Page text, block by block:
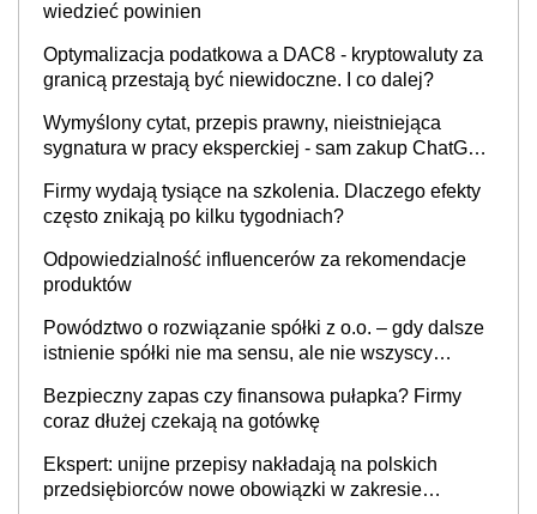
wiedzieć powinien
Optymalizacja podatkowa a DAC8 - kryptowaluty za
granicą przestają być niewidoczne. I co dalej?
Wymyślony cytat, przepis prawny, nieistniejąca
sygnatura w pracy eksperckiej - sam zakup ChatGPT
Firmy wydają tysiące na szkolenia. Dlaczego efekty
często znikają po kilku tygodniach?
Odpowiedzialność influencerów za rekomendacje
produktów
Powództwo o rozwiązanie spółki z o.o. – gdy dalsze
istnienie spółki nie ma sensu, ale nie wszyscy
Bezpieczny zapas czy finansowa pułapka? Firmy
coraz dłużej czekają na gotówkę
Ekspert: unijne przepisy nakładają na polskich
przedsiębiorców nowe obowiązki w zakresie